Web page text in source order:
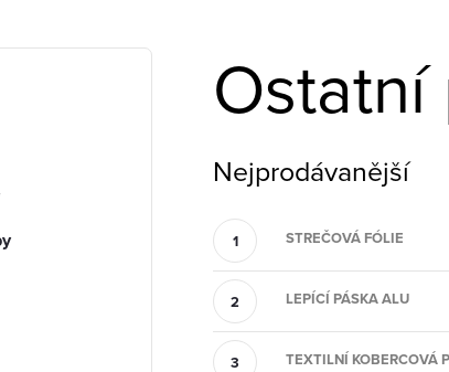
Nejprodávanější
STREČOVÁ FÓLIE
LEPÍCÍ PÁSKA ALU
TEXTILNÍ KOBERCOVÁ